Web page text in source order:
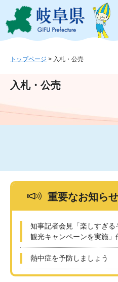
ジ
ュ
文
このページ
トップページ > 入札・公売
入札・公売
重要なお知らせ
知事記者会見「楽しすぎ
観光キャンペーンを実施」
熱中症を予防しましょう